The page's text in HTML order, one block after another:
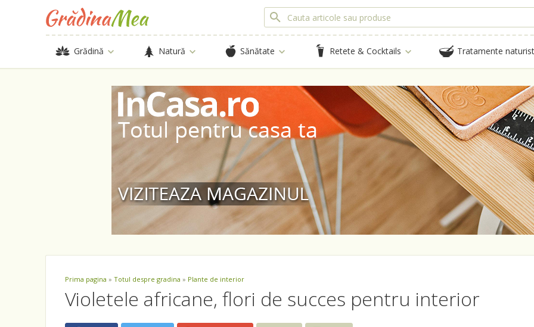
Grădină Natură Sănătate Retete & Cocktails Tratamente
Prima pagina » Totul despre gradina » Plante de interior
Violetele africane, flori de succes pentru interior